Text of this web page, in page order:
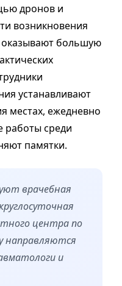
дронов и
возникновения
большую
устанавливают
местах, ежедневно
работы среди
памятки.
врачебная
центра по
направляются
и